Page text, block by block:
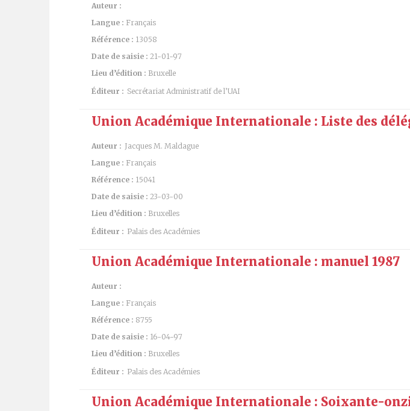
Auteur :
Langue : Français
Référence : 13058
Date de saisie : 21-01-97
Lieu d’édition : Bruxelle
Éditeur : Secrétariat Administratif de l’UAI
Union Académique Internationale : Liste des
Auteur : Jacques M. Maldague
Langue : Français
Référence : 15041
Date de saisie : 23-03-00
Lieu d’édition : Bruxelles
Éditeur : Palais des Académies
Union Académique Internationale : manuel 1987
Auteur :
Langue : Français
Référence : 8755
Date de saisie : 16-04-97
Lieu d’édition : Bruxelles
Éditeur : Palais des Académies
Union Académique Internationale : Soixante-